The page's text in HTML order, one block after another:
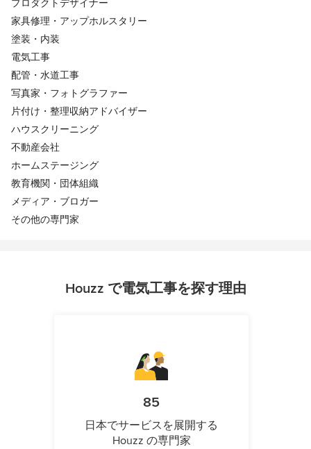
プロダクトデザイナー
家具修理・アップホルスタリー
塗装・内装
電気工事
配管・水道工事
写真家・フォトグラファー
片付け・整理収納アドバイザー
ハウスクリーニング
不動産会社
ホームステージング
教育機関・団体組織
メディア・ブロガー
その他の専門家
Houzz で電気工事を探す理由
85
日本でサービスを展開する
Houzz の専門家